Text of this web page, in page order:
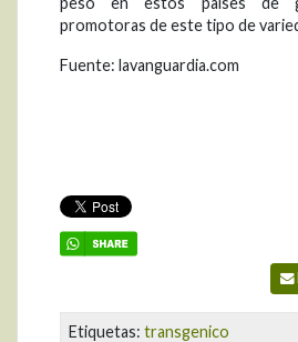
promotoras de este tipo de
Fuente: lavanguardia.com
Etiquetas: transgenico